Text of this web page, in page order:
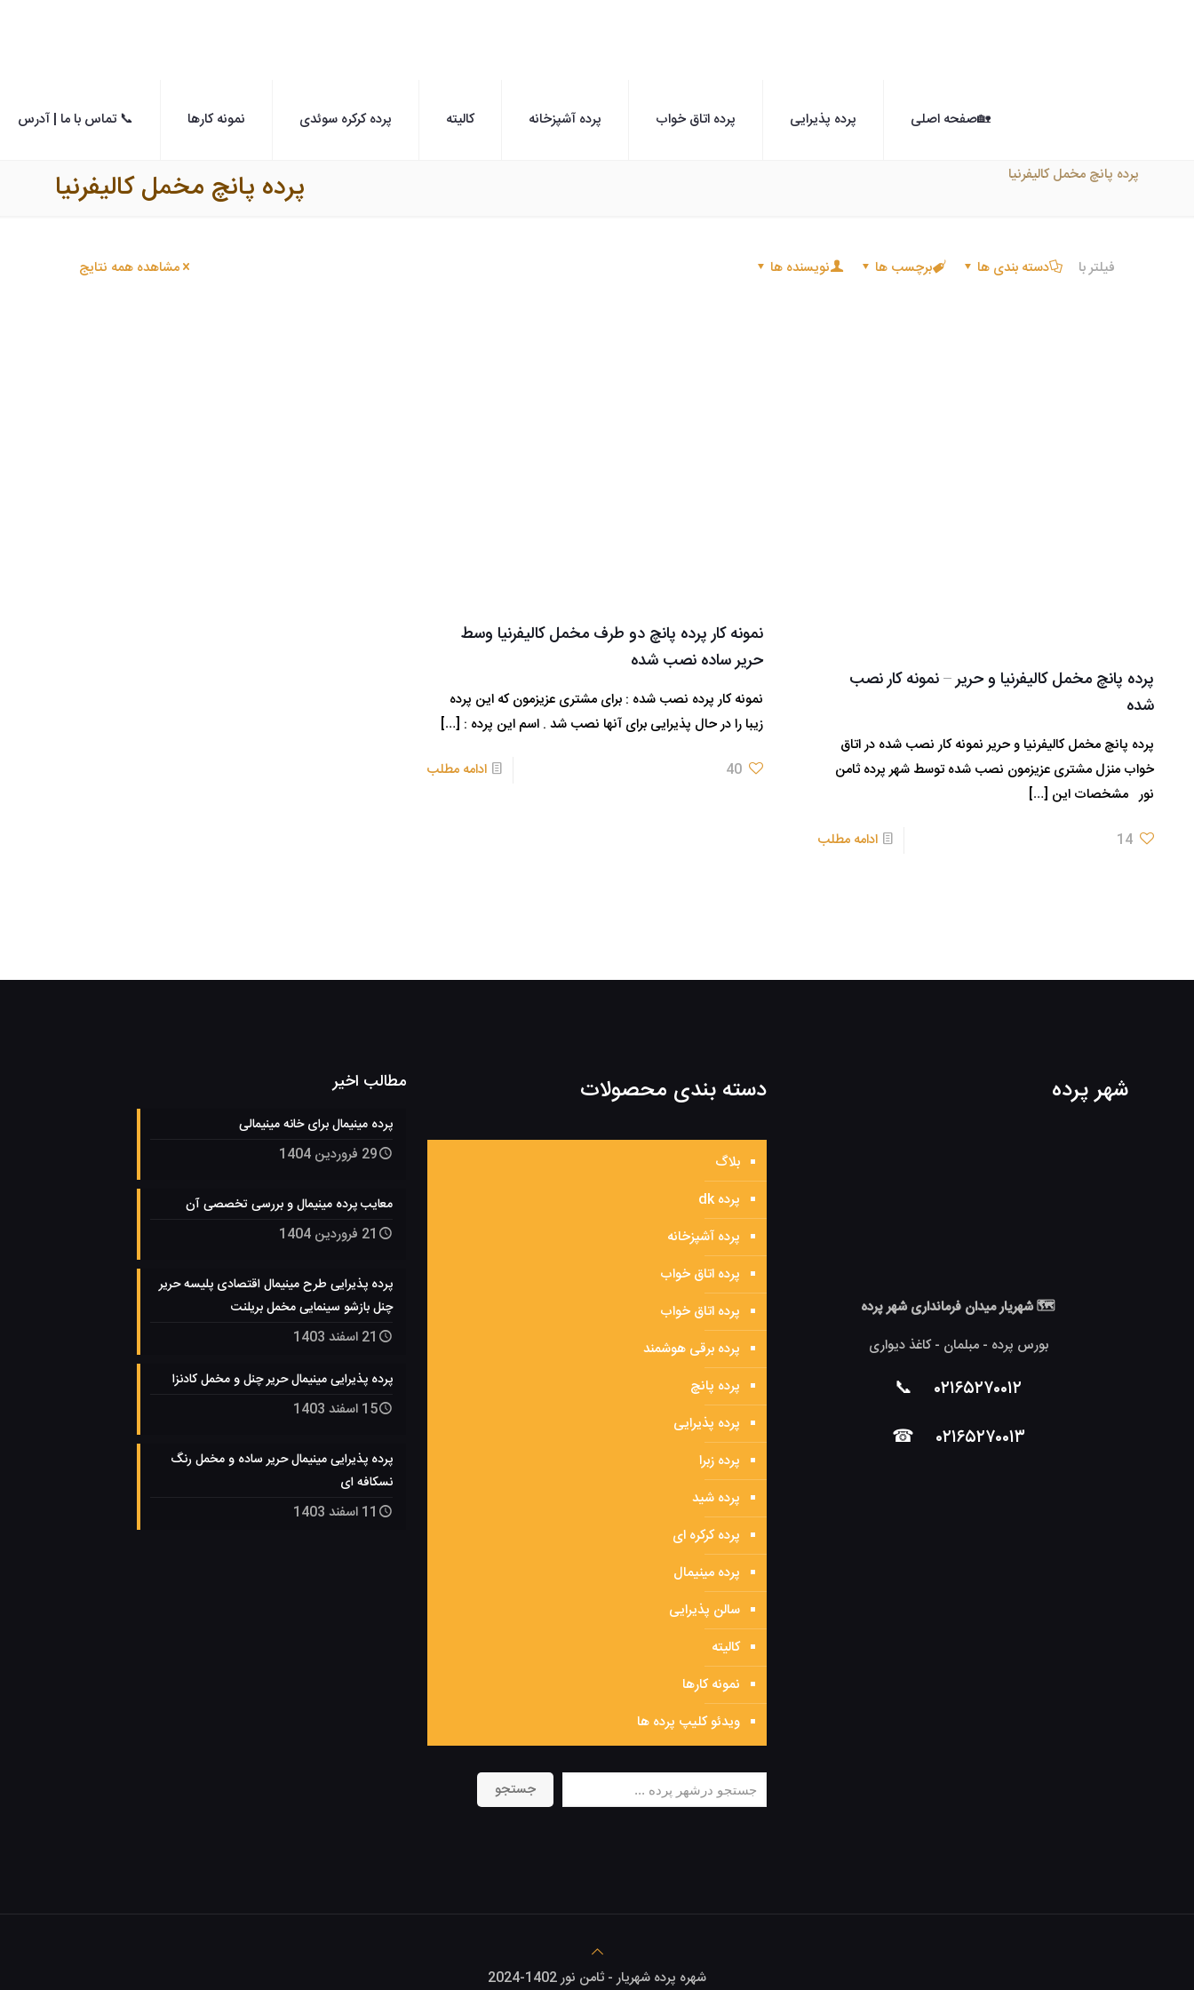
🏡صفحه اصلی پرده پذیرایی پرده اتاق خواب پرده آشپزخانه کالیته پرده کرکره سوئدی نمونه کارها 📞 تماس با ما | آدرس
پرده پانچ مخمل کالیفرنیا پرده پانچ مخمل کالیفرنیا
فیلتر با دسته بندی ها برچسب ها نویسنده ها مشاهده همه نتایج
پرده پانچ مخمل کالیفرنیا و حریر – نمونه کار نصب
شده
پرده پانچ مخمل کالیفرنیا و حریر نمونه کار نصب شده در اتاق
خواب منزل مشتری عزیزمون نصب شده توسط شهر پرده ثامن
نور مشخصات این […]
14 ادامه مطلب
نمونه کار پرده پانچ دو طرف مخمل کالیفرنیا وسط
حریر ساده نصب شده
نمونه کار پرده نصب شده : برای مشتری عزیزمون که این پرده
زیبا را در حال پذیرایی برای آنها نصب شد . اسم این پرده : […]
40 ادامه مطلب
شهر پرده
🗺 شهریار میدان فرمانداری شهر پرده
بورس پرده - مبلمان - کاغذ دیواری
۰۲۱۶۵۲۷۰۰۱۲ 📞
۰۲۱۶۵۲۷۰۰۱۳ ☎
دسته بندی محصولات
بلاگ
پرده dk
پرده آشپزخانه
پرده اتاق خواب
پرده اتاق خواب
پرده برقی هوشمند
پرده پانچ
پرده پذیرایی
پرده زبرا
پرده شید
پرده کرکره ای
پرده مینیمال
سالن پذیرایی
کالیته
نمونه کارها
ویدئو کلیپ پرده ها
جستجو جستجو
مطالب اخیر
پرده مینیمال برای خانه مینیمالی
29 فروردین 1404
معایب پرده مینیمال و بررسی تخصصی آن
21 فروردین 1404
پرده پذیرایی طرح مینیمال اقتصادی پلیسه حریر
چنل بازشو سینمایی مخمل بریلنت
21 اسفند 1403
پرده پذیرایی مینیمال حریر چنل و مخمل کادنزا
15 اسفند 1403
پرده پذیرایی مینیمال حریر ساده و مخمل رنگ
نسکافه ای
11 اسفند 1403
شهره پرده شهریار - ثامن نور 1402-2024